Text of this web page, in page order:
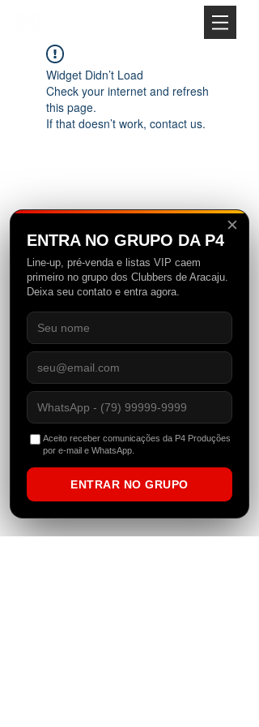
Widget Didn’t Load
Check your internet and refresh
this page.
If that doesn’t work, contact us.
Fundada no Nordeste Brasileiro em 2012, a
P4 começou atuando como uma agitadora
cultural, evidenciando expoentes locais
através da produção de eventos. Com o
cada vez mais abrangente e alcançando
ainda mais espaços. Com um equipe de
gravadora brasileira especializada em
gravações de techno, house music, eventos,
reserva de artistas e gerenciamento. Além
independente que vive e respira dance music.
receba notícias e promoções em primeira
✕
ENTRA NO GRUPO DA P4
Line-up, pré-venda e listas VIP caem
primeiro no grupo dos Clubbers de Aracaju.
Deixa seu contato e entra agora.
Aceito receber comunicações da P4 Produções
por e-mail e WhatsApp.
ENTRAR NO GRUPO